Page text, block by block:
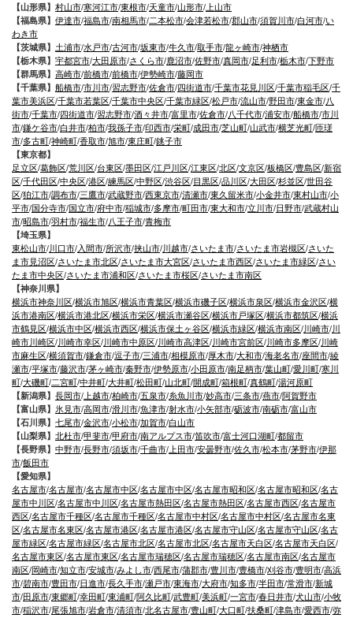
【山形県】 村山市/寒河江市/東根市/天童市/山形市/ 上山市
【福島県】 伊達市/福島市/南相馬市/二本松市/会津若松市/郡山市/須賀川市/白河市/い
わき市
【茨城県】 土浦市/水戸市/古河市/坂東市/牛久市/取手市/龍ヶ崎市/神栖市
【栃木県】 宇都宮市/大田原市/さくら市/鹿沼市/佐野市/真岡市/足利市/栃木市/下野市
【群馬県】 高崎市/前橋市/前橋市/伊勢崎市/藤岡市
【千葉県】 船橋市/市川市/習志野市/佐倉市/四街道市/千葉市花見川区/千葉市稲毛区/千
葉市美浜区/千葉市若葉区/千葉市中央区/千葉市緑区/松戸市/流山市/野田市/東金市/八
街市/千葉市/四街道市/習志野市/酒々井市/富里市/佐倉市/八千代市/浦安市/船橋市/市川
市/鎌ケ谷市/白井市/柏市/我孫子市/印西市/栄町/成田市/芝山町/山武市/横芝光町/匝瑳
市/多古町/神崎町/香取市/旭市/東庄町/銚子市
【東京都】
足立区/葛飾区/荒川区/台東区/墨田区/江戸川区/江東区/北区/文京区/板橋区/豊島区/新宿
区/千代田区/中央区/港区/練馬区/中野区/渋谷区/目黒区/品川区/大田区/杉並区/世田谷
区/狛江市/調布市/三鷹市/武蔵野市/西東京市/清瀬市/東久留米市/小金井市/東村山市/小
平市/国分寺市/国立市/府中市/稲城市/多摩市/町田市/東大和市/立川市/日野市/武蔵村山
市/昭島市/羽村市/福生市/八王子市/青梅市
【埼玉県】
東松山市/川口市/入間市/所沢市/挟山市/川越市/さいたま市/さいたま市岩槻区/さいた
ま市見沼区/さいたま市北区/さいたま市大宮区/さいたま市西区/さいたま市緑区/さい
たま市中央区/さいたま市浦和区/さいたま市桜区/さいたま市南区
【神奈川県】
横浜市神奈川区/横浜市旭区/横浜市青葉区/横浜市磯子区/横浜市泉区/横浜市金沢区/横
浜市港南区/横浜市港北区/横浜市栄区/横浜市瀬谷区/横浜市戸塚区/横浜市都筑区/横浜
市鶴見区/横浜市中区/横浜市西区/横浜市保土ヶ谷区/横浜市緑区/横浜市南区/川崎市/川
崎市川崎区/川崎市幸区/川崎市中原区/川崎市高津区/川崎市宮前区/川崎市多摩区/川崎
市麻生区/横須賀市/鎌倉市/逗子市/三浦市/相模原市/厚木市/大和市/海老名市/座間市/綾
瀬市/平塚市/藤沢市/茅ヶ崎市/秦野市/伊勢原市/小田原市/南足柄市/葉山町/愛川町/寒川
町/大磯町/二宮町/中井町/大井町/松田町/山北町/開成町/箱根町/真鶴町/湯河原町
【新潟県】 長岡市/ 上越市/柏崎市/五泉市/糸魚川市/妙高市/三条市/燕市/阿賀野市
【富山県】 氷見市/高岡市/滑川市/魚津市/射水市/小矢部市/砺波市/南砺市/富山市
【石川県】 七尾市/金沢市/小松市/加賀市/白山市
【山梨県】 北杜市/甲斐市/甲府市/南アルプス市/笛吹市/富士河口湖町/都留市
【長野県】 中野市/長野市/須坂市/千曲市/ 上田市/安曇野市/佐久市/松本市/茅野市/伊那
市/飯田市
【愛知県】
名古屋市/名古屋市/名古屋市中区/名古屋市中区/名古屋市昭和区/名古屋市昭和区/名古
屋市中川区/名古屋市中川区/名古屋市熱田区/名古屋市熱田区/名古屋市西区/名古屋市
西区/名古屋市千種区/名古屋市千種区/名古屋市中村区/名古屋市中村区/名古屋市名東
区/名古屋市名東区/名古屋市港区/名古屋市港区/名古屋市守山区/名古屋市守山区/名古
屋市緑区/名古屋市緑区/名古屋市北区/名古屋市北区/名古屋市天白区/名古屋市天白区/
名古屋市東区/名古屋市東区/名古屋市瑞穂区/名古屋市瑞穂区/名古屋市南区/名古屋市
南区/岡崎市/知立市/安城市/みよし市/西尾市/蒲郡市/豊川市/豊橋市/刈谷市/豊明市/高浜
市/碧南市/豊田市/日進市/長久手市/瀬戸市/東海市/大府市/知多市/半田市/常滑市/新城
市/田原市/東郷町/幸田町/東浦町/阿久比町/武豊町/美浜町/一宮市/春日井市/犬山市/小牧
市/稲沢市/尾張旭市/岩倉市/清須市/北名古屋市/豊山町/大口町/扶桑町/津島市/愛西市/弥